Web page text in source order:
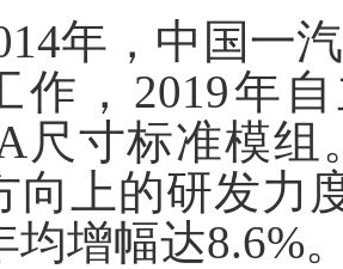
年，中国一
作，2019年
尺寸标准模组
向上的研发力
均增幅达8.6%